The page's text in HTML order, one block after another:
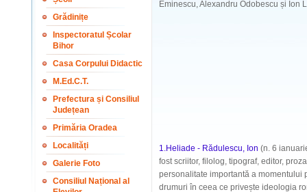
Grădinițe
Inspectoratul Școlar
Bihor
Casa Corpului Didactic
M.Ed.C.T.
Prefectura și Consiliul
Județean
Primăria Oradea
Localități
Galerie Foto
Consiliul Național al
Eminescu, Alexandru Odobescu și Ion
1.Heliade - Rădulescu, Ion (n. 6
fost scriitor, filolog, tipograf, editor,
personalitate importantă a momentului
drumuri în ceea ce privește ideologia